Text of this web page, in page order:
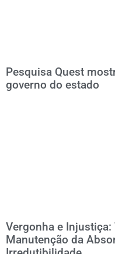
Pesquisa Quest
governo do estado
Vergonha e Injustiça:
Manutenção da